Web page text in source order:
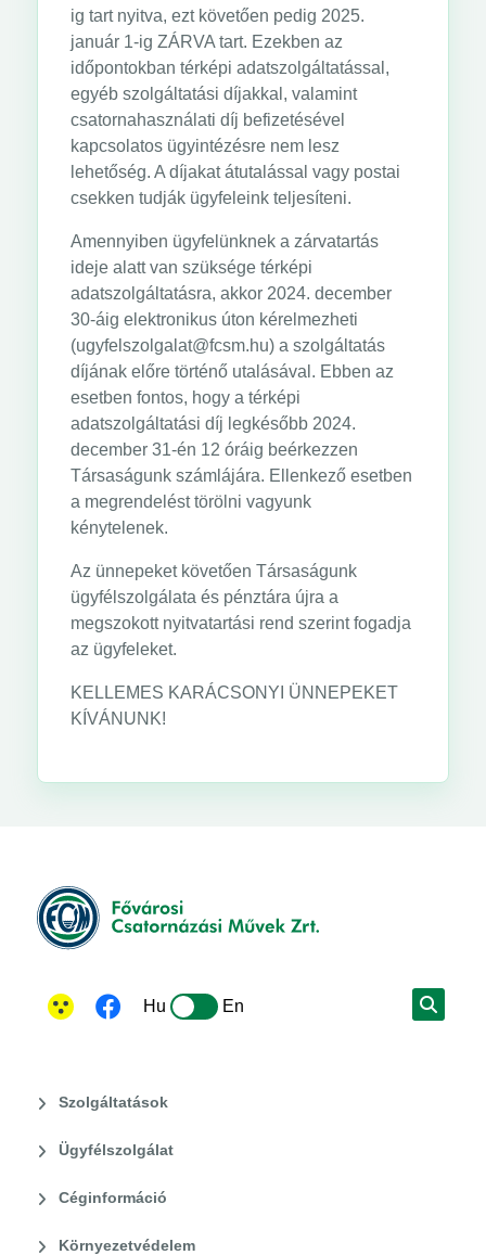
ig tart nyitva, ezt követően pedig 2025.
január 1-ig ZÁRVA tart. Ezekben az
időpontokban térképi adatszolgáltatással,
egyéb szolgáltatási díjakkal, valamint
csatornahasználati díj befizetésével
kapcsolatos ügyintézésre nem lesz
lehetőség. A díjakat átutalással vagy postai
csekken tudják ügyfeleink teljesíteni.
Amennyiben ügyfelünknek a zárvatartás
ideje alatt van szüksége térképi
adatszolgáltatásra, akkor 2024. december
30-áig elektronikus úton kérelmezheti
(ugyfelszolgalat@fcsm.hu) a szolgáltatás
díjának előre történő utalásával. Ebben az
esetben fontos, hogy a térképi
adatszolgáltatási díj legkésőbb 2024.
december 31-én 12 óráig beérkezzen
Társaságunk számlájára. Ellenkező esetben
a megrendelést törölni vagyunk
kénytelenek.
Az ünnepeket követően Társaságunk
ügyfélszolgálata és pénztára újra a
megszokott nyitvatartási rend szerint fogadja
az ügyfeleket.
KELLEMES KARÁCSONYI ÜNNEPEKET
KÍVÁNUNK!
Hu En
Szolgáltatások
Ügyfélszolgálat
Céginformáció
Környezetvédelem